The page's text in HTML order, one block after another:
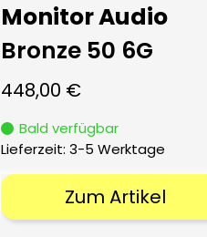
Monitor Audio
Bronze 50 6G
448,00 €
Bald verfügbar
Lieferzeit: 3-5 Werktage
Zum Artikel